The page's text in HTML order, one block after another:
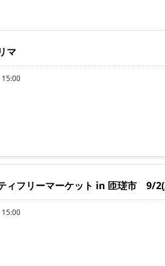
マ
フリーマーケット in 匝瑳市 9/2(